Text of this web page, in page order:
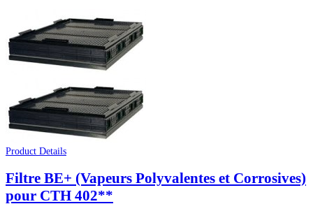
Product Details
Filtre BE+ (Vapeurs Polyvalentes et Corrosives)
pour CTH 402**